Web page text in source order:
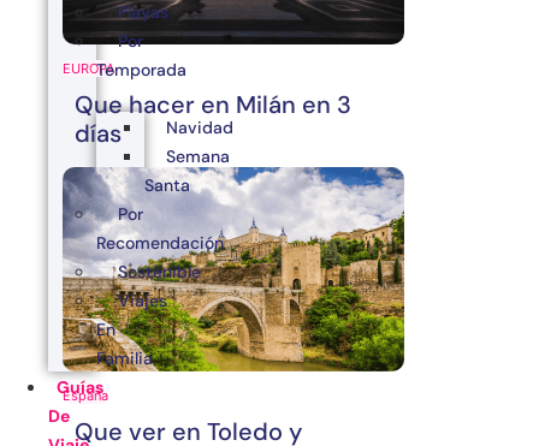
EUROPA
Que hacer en Milán en 3
días
España
Que ver en Toledo y
Playas
Por
Temporada
Navidad
Semana
Santa
Por
Recomendación
Sostenible
Viajes
En
Familia
Guías
De